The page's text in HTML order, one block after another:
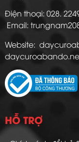
Điện thoại: 028.
Email:
Website:
HỖ TRỢ